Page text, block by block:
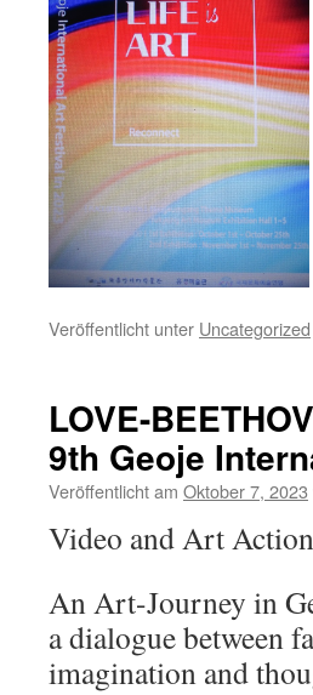
Veröffentlicht unter Uncategorized
LOVE-
9th Geoje
Veröffentlicht am Oktober 7, 2023
Video and Art
An Art-Journey in
a dialogue between
imagination and